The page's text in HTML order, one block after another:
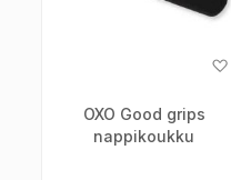
OXO Good grips
nappikoukku